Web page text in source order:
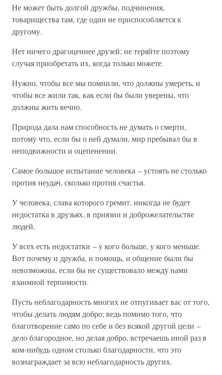
Не может быть долгой дружбы, подчинения,
товарищества там, где один не приспособляется к
другому.
Нет ничего драгоценнее друзей; не теряйте поэтому
случая приобретать их, когда только можете.
Нужно, чтобы все мы помнили, что должны умереть, и
чтобы все жили так, как если бы были уверены, что
должны жить вечно.
Природа дала нам способность не думать о смерти,
потому что, если бы о ней думали, мир пребывал бы в
неподвижности и оцепенении.
Самое большое испытание человека – устоять не столько
против неудач, сколько против счастья.
У человека, слава которого гремит, никогда не будет
недостатка в друзьях, в приязни и доброжелательстве
людей.
У всех есть недостатки – у кого больше, у кого меньше.
Вот почему и дружба, и помощь, и общение были бы
невозможны, если бы не существовало между нами
взаимной терпимости.
Пусть неблагодарность многих не отпугивает вас от того,
чтобы делать людям добро; ведь помимо того, что
благотворение само по себе и без всякой другой цели –
дело благородное, но делая добро, встречаешь иной раз в
ком-нибудь одном столько благодарности, что это
вознаграждает за всю неблагодарность других.